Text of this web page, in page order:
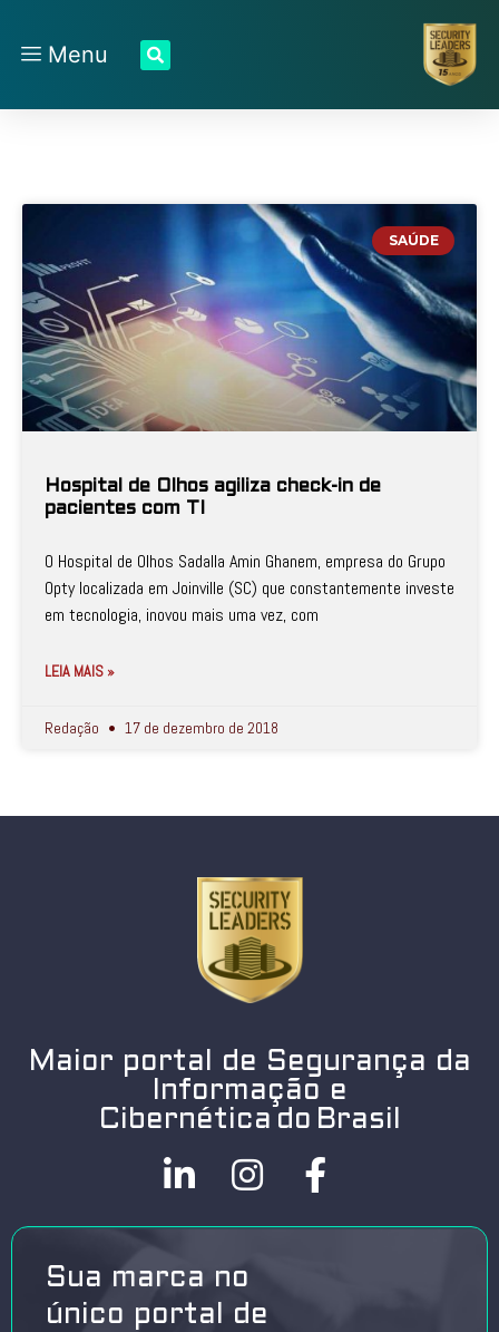
Menu
SAÚDE
Hospital de Olhos agiliza check-in de
pacientes com TI
O Hospital de Olhos Sadalla Amin Ghanem, empresa do Grupo
Opty localizada em Joinville (SC) que constantemente investe
em tecnologia, inovou mais uma vez, com
LEIA MAIS »
Redação 17 de dezembro de 2018
Maior portal de Segurança da
Informação e
Cibernética do Brasil
Sua marca no
único portal de